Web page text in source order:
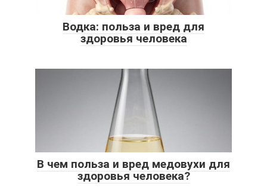
Водка: польза и вред для
здоровья человека
В чем польза и вред медовухи для
здоровья человека?